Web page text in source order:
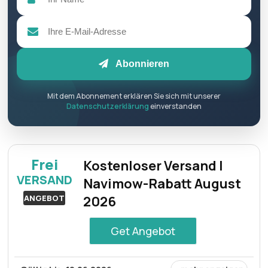
Abonnieren
Mit dem Abonnement erklären Sie sich mit unserer
Datenschutzerklärung einverstanden
Frei
VERSAND
ANGEBOT
Kostenloser Versand |
Navimow-Rabatt August
2026
Get Angebot